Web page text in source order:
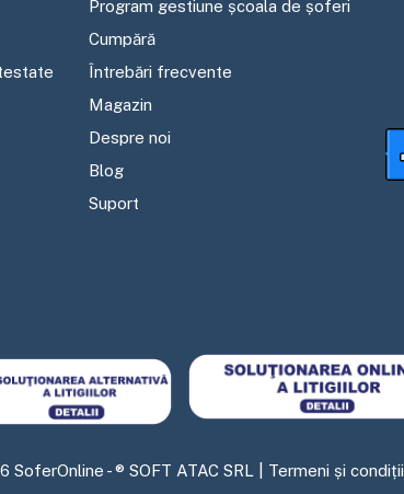
Program gestiune școala de șoferi
Cumpără
Întrebări frecvente
Magazin
Despre noi
Blog
Suport
SoferOnline - ® SOFT ATAC SRL | Termeni și condiții